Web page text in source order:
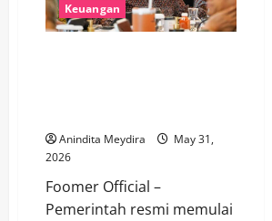
dan
Kepercayaan
Investor
Keuangan
Anindita Meydira
May 31,
2026
Foomer Official –
Pemerintah resmi memulai